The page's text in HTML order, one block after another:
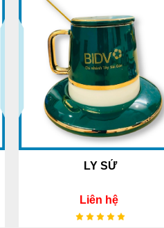
LY SỨ
Liên hệ